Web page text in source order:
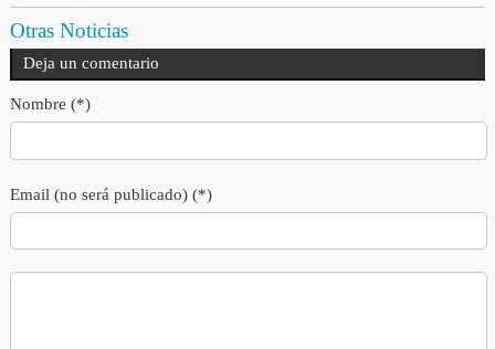
Otras Noticias
Deja un comentario
Nombre (*)
Email (no será publicado) (*)